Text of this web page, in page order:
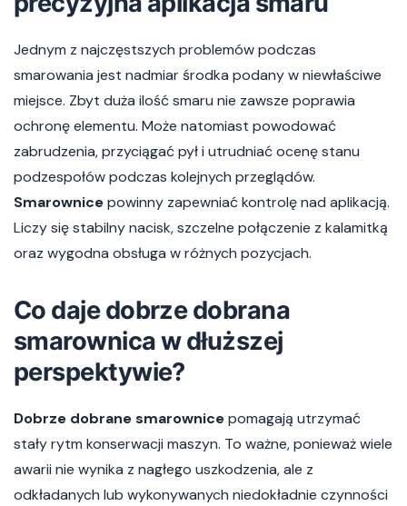
Jednym z najczęstszych problemów podczas
smarowania jest nadmiar środka podany w niewłaściwe
miejsce. Zbyt duża ilość smaru nie zawsze poprawia
ochronę elementu. Może natomiast powodować
zabrudzenia, przyciągać pył i utrudniać ocenę stanu
podzespołów podczas kolejnych przeglądów.
Smarownicepowinny zapewniać kontrolę nad aplikacją.
Liczy się stabilny nacisk, szczelne połączenie z kalamitką
oraz wygodna obsługa w różnych pozycjach.
Co daje dobrze dobrana
smarownica w dłuższej
perspektywie?
Dobrze dobrane smarownicepomagają utrzymać
stały rytm konserwacji maszyn. To ważne, ponieważ wiele
awarii nie wynika z nagłego uszkodzenia, ale z
odkładanych lub wykonywanych niedokładnie czynności